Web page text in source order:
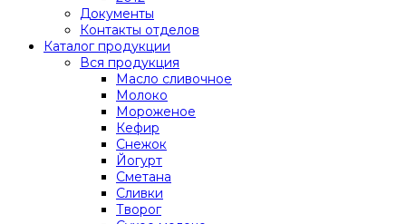
Документы
Контакты отделов
Каталог продукции
Вся продукция
Масло сливочное
Молоко
Мороженое
Кефир
Снежок
Йогурт
Сметана
Сливки
Творог